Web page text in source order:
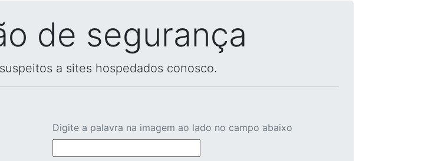
de segurança
a sites hospedados conosco.
Digite a palavra na imagem ao lado no campo abaixo